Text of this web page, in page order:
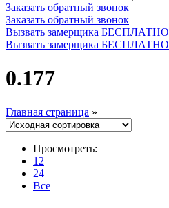
Заказать обратный звонок
Заказать обратный звонок
Вызвать замерщика БЕСПЛАТНО
Вызвать замерщика БЕСПЛАТНО
0.177
Главная страница »
Просмотреть:
12
24
Все